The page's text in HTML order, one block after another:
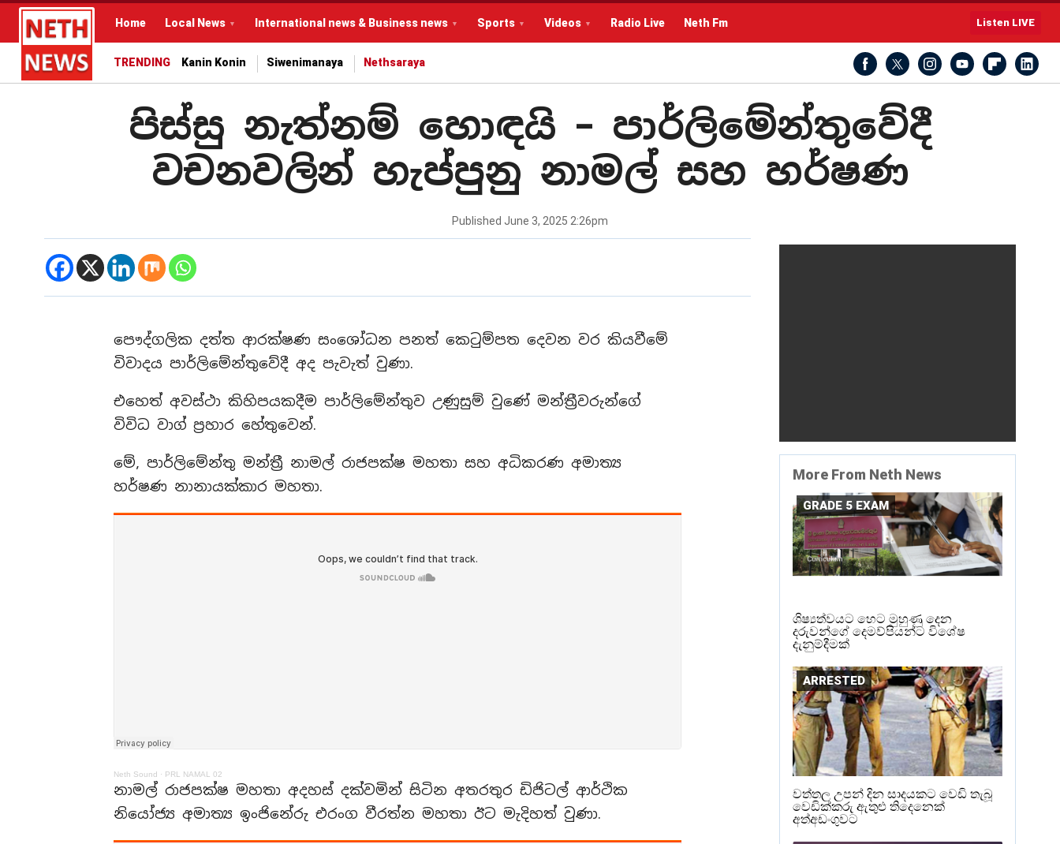
Home Local News International news & Business news Sports Videos Radio Live Neth Fm Listen LIVE
TRENDING Kanin Konin Siwenimanaya Nethsaraya
පිස්සු නැත්නම් හොඳයි – පාර්ලිමේන්තුවේදී
වචනවලින් හැප්පුනු නාමල් සහ හර්ෂණ
Published June 3, 2025 2:26pm
පෞද්ගලික දත්ත ආරක්ෂණ සංශෝධන පනත් කෙටුම්පත දෙවන වර කියවීමේ
විවාදය පාර්ලිමේන්තුවේදී අද පැවැත් වුණා.
එහෙත් අවස්ථා කිහිපයකදීම පාර්ලිමේන්තුව උණුසුම් වුණේ මන්ත්‍රීවරුන්ගේ
විවිධ වාග් ප්‍රහාර හේතුවෙන්.
මේ, පාර්ලිමේන්තු මන්ත්‍රී නාමල් රාජපක්ෂ මහතා සහ අධිකරණ අමාත්‍ය
හර්ෂණ නානායක්කාර මහතා.
Neth Sound · PRL NAMAL 02
නාමල් රාජපක්ෂ මහතා අදහස් දක්වමින් සිටින අතරතුර ඩිජිටල් ආර්ථික
නියෝජ්‍ය අමාත්‍ය ඉංජිනේරු එරංග වීරත්න මහතා ඊට මැදිහත් වුණා.
More From Neth News
GRADE 5 EXAM
ශිෂ්‍යත්වයට හෙට මුහුණු දෙන
දරුවන්ගේ දෙමව්පියන්ට විශේෂ
දැනුම්දීමක්
ARRESTED
වත්තල උපන් දින සාදයකට වෙඩි තැබූ
වෙඩික්කරු ඇතුළු තිදෙනෙක්
අත්අඩංගුවට